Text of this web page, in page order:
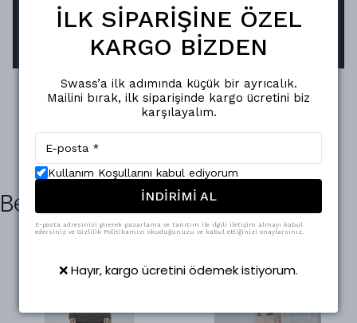
Oksitlenmeye karşı dirençli yapısı sayesinde,
parlaklığını uzun süreler korur.
Benzer Ürünler
İLK SİPARİŞİNE ÖZEL
KARGO BİZDEN
Swass’a ilk adımında küçük bir ayrıcalık.
Mailini bırak, ilk siparişinde kargo ücretini biz
karşılayalım.
Kullanım Koşullarını kabul ediyorum
İNDİRİMİ AL
E-posta adresinizi girerek pazarlama ve tanıtım ile ilgili iletişim almayı kabul
edersiniz ve Gizlilik Politikamızı okuduğunuzu ve kabul ettiğinizi onaylarsınız.
❌ Hayır, kargo ücretini ödemek istiyorum.